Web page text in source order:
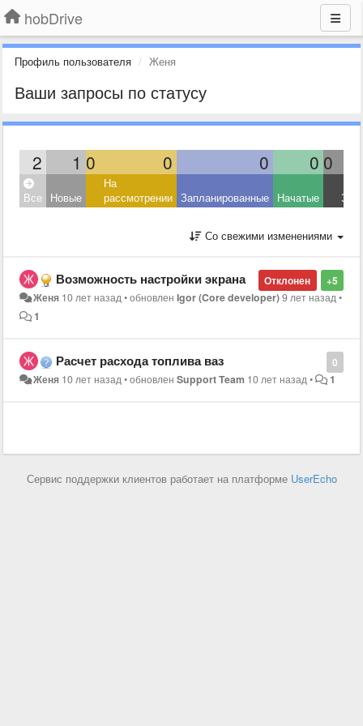
hobDrive
Профиль пользователя Женя
Ваши запросы по статусу
2 1 0 0 0 0 0
Все Новые
На
рассмотрении Запланированные Начатые
Со свежими изменениями
+5
Отклонен
Возможность настройки экрана
Женя 10 лет назад•обновленIgor (Core developer)9 лет назад•
1
0
Расчет расхода топлива ваз
Женя 10 лет назад•обновленSupport Team 10 лет назад• 1
Сервис поддержки клиентов работает на платформе UserEcho